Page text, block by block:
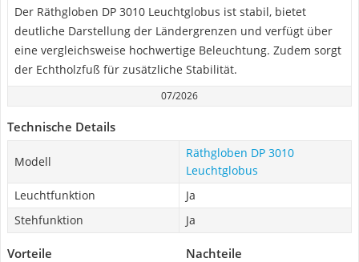
Der Räthgloben DP 3010 Leuchtglobus ist stabil, bietet
deutliche Darstellung der Ländergrenzen und verfügt über
eine vergleichsweise hochwertige Beleuchtung. Zudem sorgt
der Echtholzfuß für zusätzliche Stabilität.
07/2026
Technische Details
Modell
Räthgloben DP 3010
Leuchtglobus
Leuchtfunktion
Ja
Stehfunktion
Ja
Vorteile Nachteile